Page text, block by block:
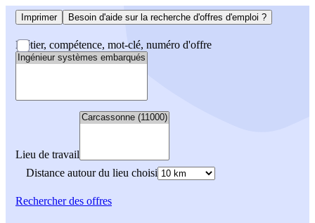
Imprimer Besoin d'aide sur la recherche d'offres d'emploi ?
Métier, compétence, mot-clé, numéro d'offre
Lieu de travail
Distance autour du lieu choisi
Rechercherdes offres